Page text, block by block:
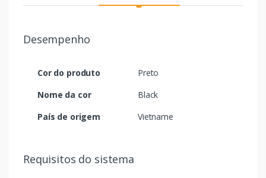
Desempenho
Cor do produto
Preto
Nome da cor
Black
País de origem
Vietname
Requisitos do sistema